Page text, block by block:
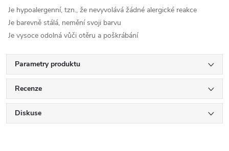
Je hypoalergenní, tzn., že nevyvolává žádné alergické reakce
Je barevně stálá, nemění svoji barvu
Je vysoce odolná vůči otěru a poškrábání
Parametry produktu
Recenze
Diskuse